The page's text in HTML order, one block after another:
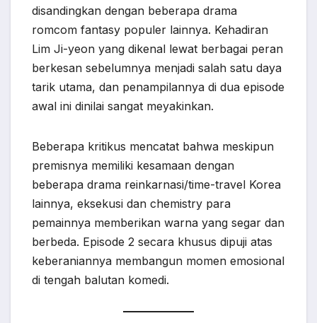
disandingkan dengan beberapa drama
romcom fantasy populer lainnya. Kehadiran
Lim Ji-yeon yang dikenal lewat berbagai peran
berkesan sebelumnya menjadi salah satu daya
tarik utama, dan penampilannya di dua episode
awal ini dinilai sangat meyakinkan.
Beberapa kritikus mencatat bahwa meskipun
premisnya memiliki kesamaan dengan
beberapa drama reinkarnasi/time-travel Korea
lainnya, eksekusi dan chemistry para
pemainnya memberikan warna yang segar dan
berbeda. Episode 2 secara khusus dipuji atas
keberaniannya membangun momen emosional
di tengah balutan komedi.